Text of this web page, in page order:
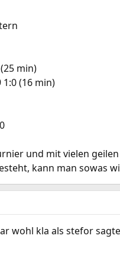
min)
(16 min)
und mit vielen
kann man sowas
wohl kla als stefor